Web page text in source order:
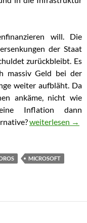
will. Die
der Staat
zurückbleibt. Es
massiv Geld bei der
weiter aufbläht. Da
ankäme, nicht wie
Inflation dann
So könnte
weiterlesen →
MICROSOFT